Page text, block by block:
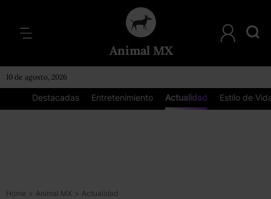
Animal MX
10 de agosto, 2026
Destacadas Entretenimiento Actualidad Estilo de
Home > Animal MX > Actualidad